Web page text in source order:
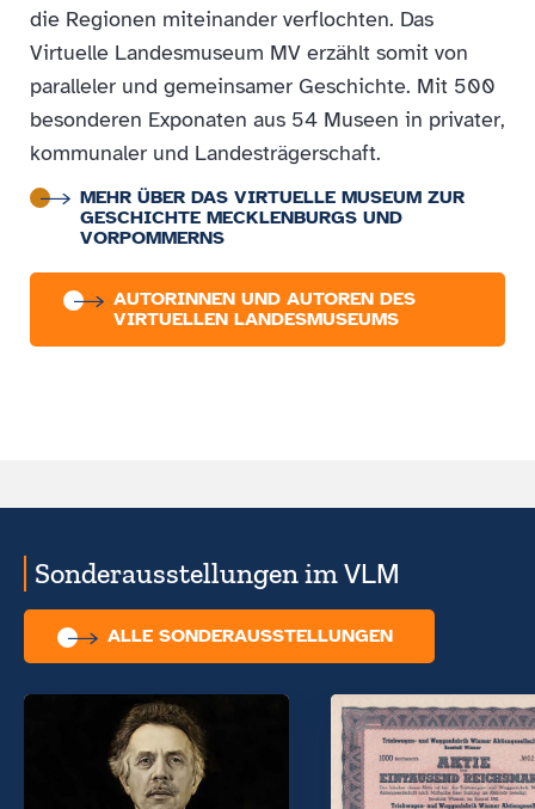
die Regionen miteinander verflochten. Das
Virtuelle Landesmuseum MV erzählt somit von
paralleler und gemeinsamer Geschichte. Mit 500
besonderen Exponaten aus 54 Museen in privater,
kommunaler und Landesträgerschaft.
MEHR ÜBER DAS VIRTUELLE MUSEUM ZUR
GESCHICHTE MECKLENBURGS UND
VORPOMMERNS
AUTORINNEN UND AUTOREN DES
VIRTUELLEN LANDESMUSEUMS
Sonder­aus­stellungen imVLM
ALLE SONDER­AUS­STELLUNGEN